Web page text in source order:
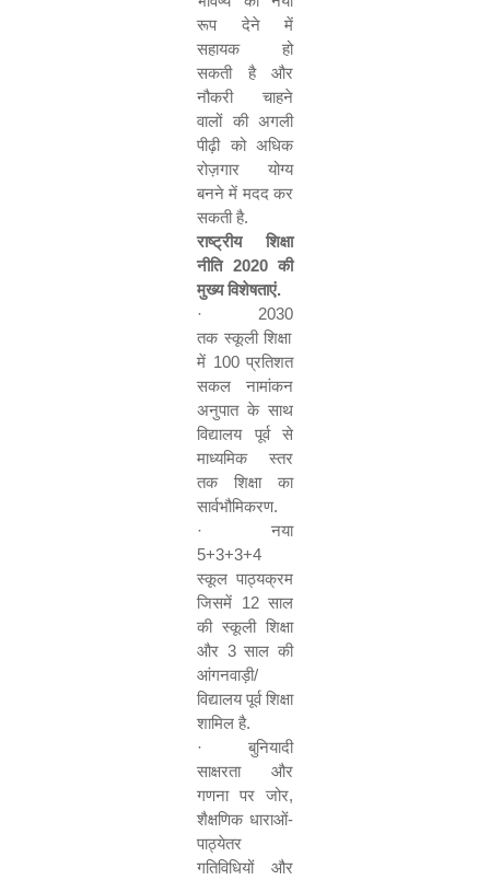
रूप देने में
सहायक हो
सकती है और
नौकरी चाहने
वालों की अगली
पीढ़ी को अधिक
रोज़गार योग्य
बनने में मदद कर
सकती है.
राष्ट्रीय शिक्षा
नीति 2020की
मुख्य विशेषताएं.
·
2030
तक स्कूली शिक्षा
में 100प्रतिशत
सकल नामांकन
अनुपात के साथ
विद्यालय पूर्व से
माध्यमिक स्तर
तक शिक्षा का
सार्वभौमिकरण.
·
नया
5+3+3+4
स्कूल पाठ्यक्रम
जिसमें 12साल
की स्कूली शिक्षा
और 3साल की
आंगनवाड़ी/
विद्यालय पूर्व शिक्षा
शामिल है.
·
बुनियादी
साक्षरता और
गणना पर जोर,
शैक्षणिक धाराओं-
पाठ्येतर
गतिविधियों और